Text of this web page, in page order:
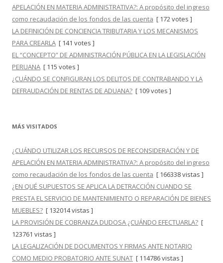
APELACIÓN EN MATERIA ADMINISTRATIVA?: A propósito del ingreso
como recaudación de los fondos de las cuenta [ 172 votes ]
LA DEFINICIÓN DE CONCIENCIA TRIBUTARIA Y LOS MECANISMOS
PARA CREARLA [ 141 votes ]
EL “CONCEPTO” DE ADMINISTRACIÓN PÚBLICA EN LA LEGISLACIÓN
PERUANA [ 115 votes ]
¿CUÁNDO SE CONFIGURAN LOS DELITOS DE CONTRABANDO Y LA
DEFRAUDACIÓN DE RENTAS DE ADUANA? [ 109 votes ]
MÁS VISITADOS
¿CUÁNDO UTILIZAR LOS RECURSOS DE RECONSIDERACIÓN Y DE
APELACIÓN EN MATERIA ADMINISTRATIVA?: A propósito del ingreso
como recaudación de los fondos de las cuenta [ 166338 vistas ]
¿EN QUÉ SUPUESTOS SE APLICA LA DETRACCIÓN CUANDO SE
PRESTA EL SERVICIO DE MANTENIMIENTO O REPARACIÓN DE BIENES
MUEBLES? [ 132014 vistas ]
LA PROVISIÓN DE COBRANZA DUDOSA ¿CUÁNDO EFECTUARLA? [
123761 vistas ]
LA LEGALIZACIÓN DE DOCUMENTOS Y FIRMAS ANTE NOTARIO
COMO MEDIO PROBATORIO ANTE SUNAT [ 114786 vistas ]